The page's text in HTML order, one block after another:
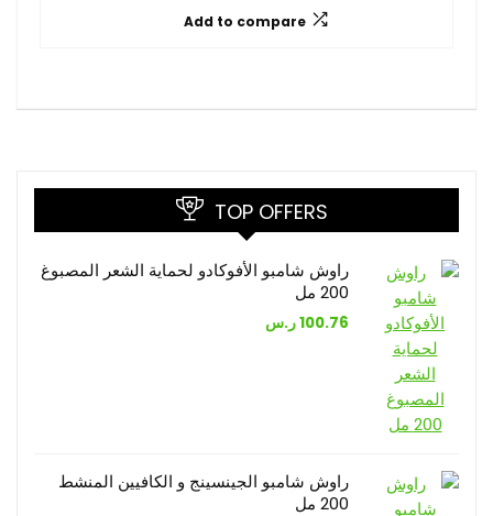
Add to compare
TOP OFFERS
راوش شامبو الأفوكادو لحماية الشعر المصبوغ
200 مل
100.76ر.س
راوش شامبو الجينسينج و الكافيين المنشط
200 مل